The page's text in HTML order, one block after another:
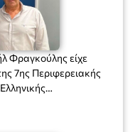
Φραγκούλης είχε
7ης Περιφερειακής
Λ.Σ. κ. Ιωάννη